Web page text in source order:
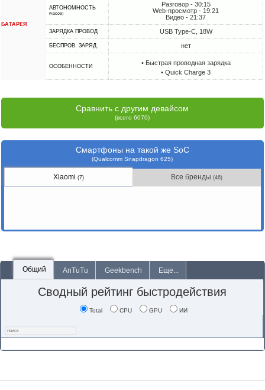
БАТАРЕЯ
АВТОНОМНОСТЬ
(часов)
Разговор - 30:15
Web-просмотр - 19:21
Видео - 21:37
ЗАРЯДКА ПРОВОД USB Type-C, 18W
БЕСПРОВ. ЗАРЯД. нет
ОСОБЕННОСТИ
• Быстрая проводная зарядка
• Quick Charge 3
Сравнить с другим девайсом
(всего 6070)
Смартфоны на такой же SoC
(Qualcomm Snapdragon 625)
Xiaomi (7) Все бренды(46)
Общий AnTuTu Geekbench Еще...
Сводный рейтинг быстродействия
Total CPU GPU ИИ